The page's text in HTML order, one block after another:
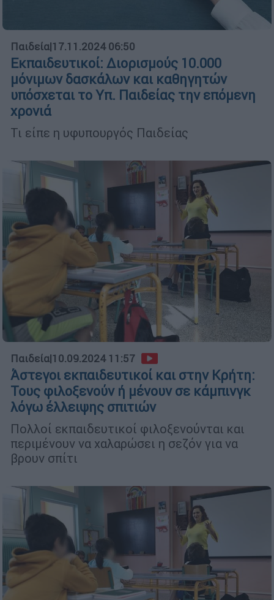
Παιδεία|17.11.2024 06:50
Εκπαιδευτικοί: Διορισμούς 10.000
μόνιμων δασκάλων και καθηγητών
υπόσχεται το Υπ. Παιδείας την επόμενη
χρονιά
Τι είπε η υφυπουργός Παιδείας
Παιδεία|10.09.2024 11:57
Άστεγοι εκπαιδευτικοί και στην Κρήτη:
Τους φιλοξενούν ή μένουν σε κάμπινγκ
λόγω έλλειψης σπιτιών
Πολλοί εκπαιδευτικοί φιλοξενούνται και
περιμένουν να χαλαρώσει η σεζόν για να
βρουν σπίτι